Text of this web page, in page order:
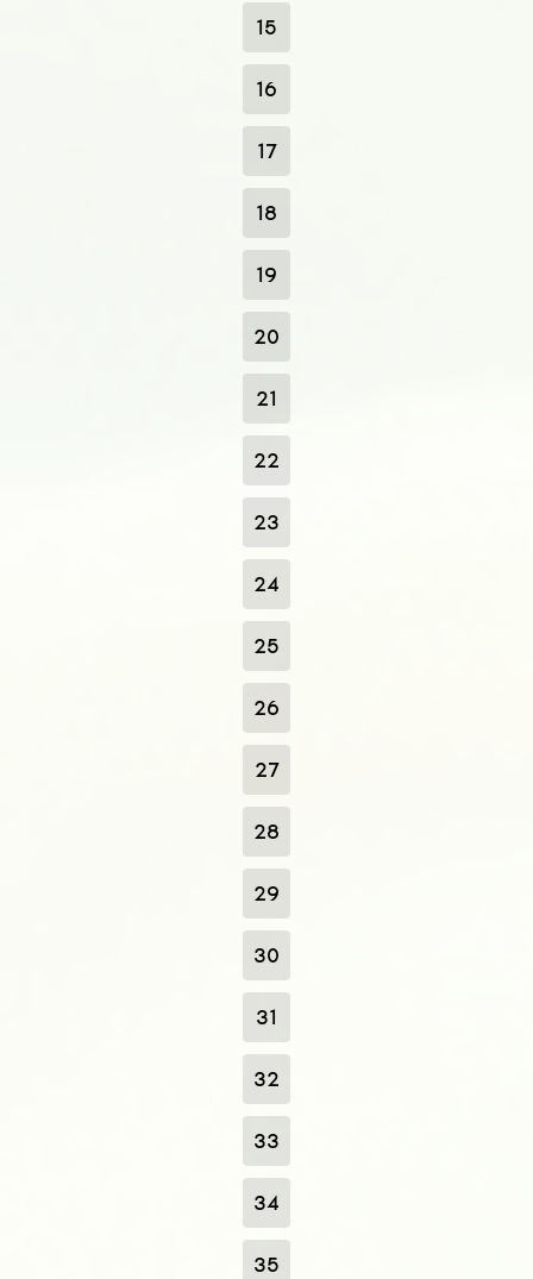
15
16
17
18
19
20
21
22
23
24
25
26
27
28
29
30
31
32
33
34
35